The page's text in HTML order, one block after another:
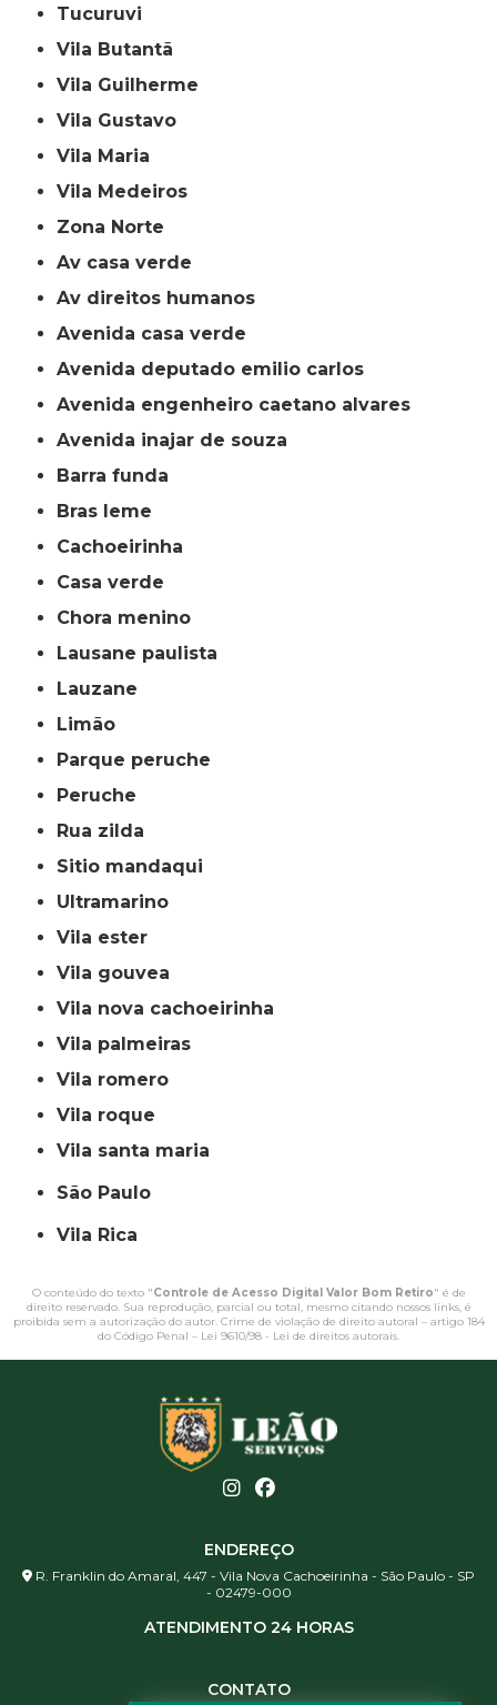
Tucuruvi
Vila Butantã
Vila Guilherme
Vila Gustavo
Vila Maria
Vila Medeiros
Zona Norte
av casa verde
av direitos humanos
avenida casa verde
avenida deputado emilio carlos
avenida engenheiro caetano alvares
avenida inajar de souza
barra funda
bras leme
cachoeirinha
casa verde
chora menino
lausane paulista
lauzane
limão
parque peruche
peruche
rua zilda
sitio mandaqui
ultramarino
vila ester
vila gouvea
vila nova cachoeirinha
vila palmeiras
vila romero
vila roque
vila santa maria
São Paulo
Vila Rica
O conteúdo do texto "Controle de Acesso Digital Valor Bom Retiro" é de
direito reservado. Sua reprodução, parcial ou total, mesmo citando nossos links, é
proibida sem a autorização do autor. Crime de violação de direito autoral – artigo 184
do Código Penal – Lei 9610/98 - Lei de direitos autorais.
ENDEREÇO
R. Franklin do Amaral, 447 - Vila Nova Cachoeirinha - São Paulo - SP
- 02479-000
ATENDIMENTO 24 HORAS
CONTATO